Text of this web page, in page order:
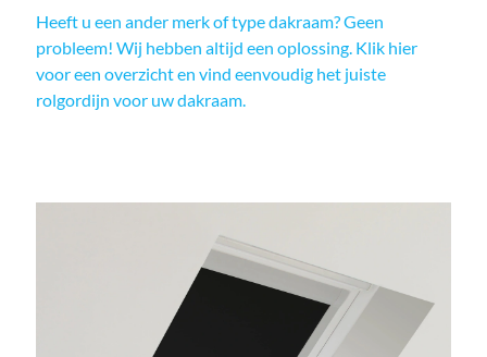
Heeft u een ander merk of type dakraam? Geen
probleem! Wij hebben altijd een oplossing. Klik hier
voor een overzicht en vind eenvoudig het juiste
rolgordijn voor uw dakraam.